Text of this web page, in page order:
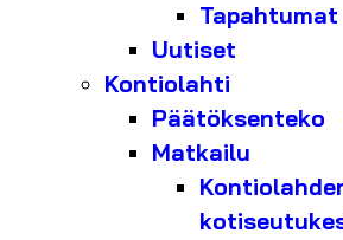
Tapahtumat
Uutiset
Kontiolahti
Päätöksenteko
Matkailu